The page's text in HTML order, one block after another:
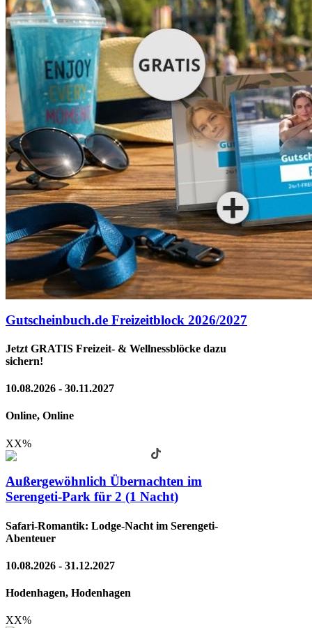
Gutscheinbuch.de Freizeitblock 2026/2027
Jetzt GRATIS Freizeit- & Wellnessblöcke dazu
sichern!
10.08.2026 - 30.11.2027
Online, Online
XX%
Außergewöhnlich Übernachten im
Serengeti-Park für 2 (1 Nacht)
Safari-Romantik: Lodge-Nacht im Serengeti-
Abenteuer
10.08.2026 - 31.12.2027
Hodenhagen, Hodenhagen
XX%